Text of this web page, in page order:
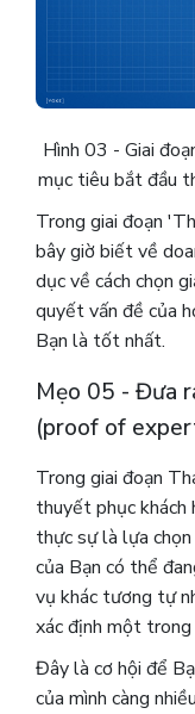
Hình 03 - Giai
mục tiêu bắt đầu
Trong giai đoạn
bây giờ biết về
dục về cách chọn
quyết vấn đề của
Bạn là tốt nhất.
Mẹo 05 - Đưa
(proof of
Trong giai đoạn
thuyết phục khách
thực sự là lựa
của Bạn có thể
vụ khác tương tự
xác định một trong
Đây là cơ hội để
của mình càng